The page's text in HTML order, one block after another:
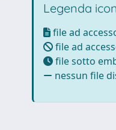
Legenda
file ad
file ad
file sotto
nessun file